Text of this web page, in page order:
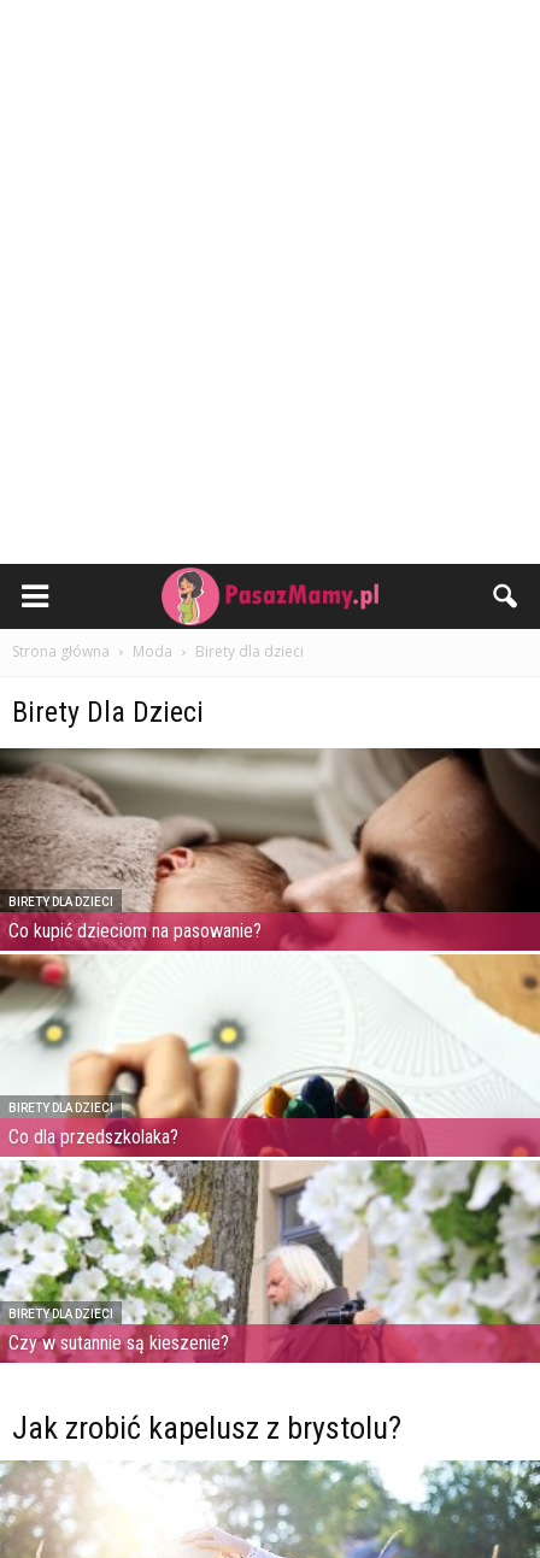
Strona główna Moda Birety dla dzieci
Birety Dla Dzieci
BIRETY DLA DZIECI
Co kupić dzieciom na pasowanie?
BIRETY DLA DZIECI
Co dla przedszkolaka?
BIRETY DLA DZIECI
Czy w sutannie są kieszenie?
Jak zrobić kapelusz z brystolu?